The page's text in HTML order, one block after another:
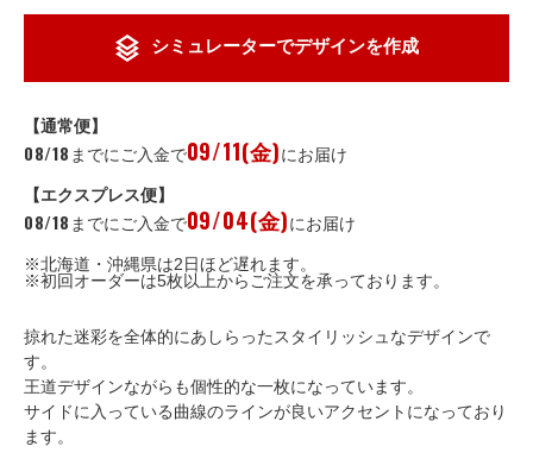
シミュレーターでデザインを作成
【通常便】
08/18 までにご入金で09/11(金)にお届け
【エクスプレス便】
08/18 までにご入金で09/04(金)にお届け
※北海道・沖縄県は2日ほど遅れます。
※初回オーダーは5枚以上からご注文を承っております。
掠れた迷彩を全体的にあしらったスタイリッシュなデザインで
す。
王道デザインながらも個性的な一枚になっています。
サイドに入っている曲線のラインが良いアクセントになっており
ます。